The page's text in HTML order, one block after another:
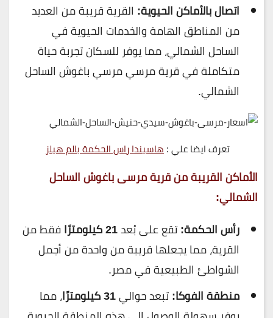
اتصال بالأماكن الحيوية: القرية قريبة من العديد
من المناطق الهامة والخدمات الحيوية في
الساحل الشمالي، مما يوفر للسكان تجربة حياة
متكاملة في قرية مرسي مرسي باغوش الساحل
الشمالي.
تعرف ايضا علي :هاسيندا راس الحكمة بالم هيلز
الأماكن القريبة منقرية مرسى باغوش الساحل
الشمالي:
رأس الحكمة:تقع على بُعد21 كيلومترًا
فقط من
القرية، مما يجعلها قريبة من واحدة من أجمل
الشواطئ الطبيعية في مصر.
منطقة الفوكا:تبعد حوالي31 كيلومترًا
، مما